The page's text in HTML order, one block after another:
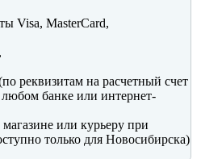
Visa, MasterCard,
реквизитам на расчетный счет
банке или интернет-
или курьеру при
только для Новосибирска)